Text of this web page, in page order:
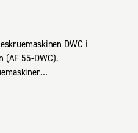
DWC i
(AF 55-DWC).